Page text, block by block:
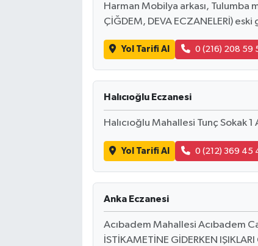
Harman Mobilya arkası, Tulumba
ÇİĞDEM, DEVA ECZANELERİ) eski
Yol Tarifi Al 0 (216) 208 59
Halıcıoğlu Eczanesi
Halıcıoğlu Mahallesi Tunç Sokak
Yol Tarifi Al 0 (212) 369 45
Anka Eczanesi
Acıbadem Mahallesi Acıbadem
İSTİKAMETİNE GİDERKEN